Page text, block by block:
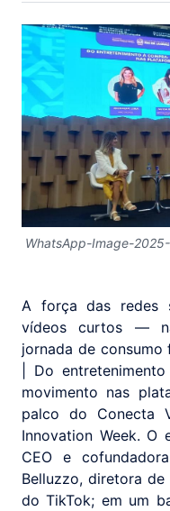
WhatsApp-Image-
A força das redes
vídeos curtos —
jornada de consumo
| Do
movimento nas
palco do Conecta
Innovation Week. O
CEO e
Belluzzo, diretora de
do TikTok; em um